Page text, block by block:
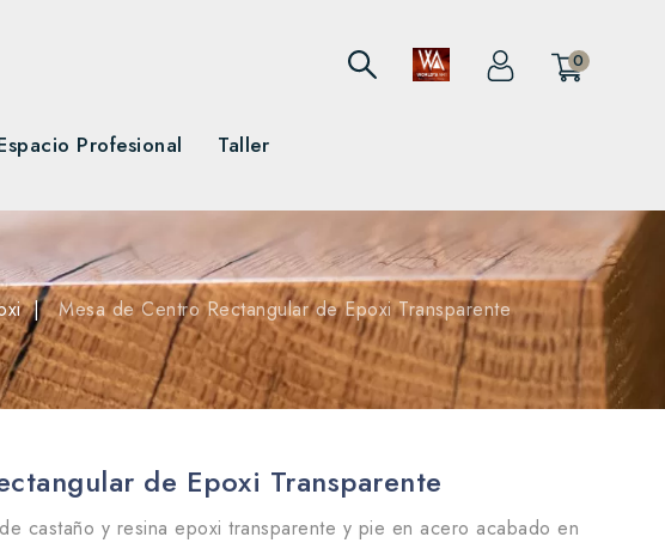
0
Profesional Taller
Mesa de Centro Rectangular de Epoxi Transparente
de Epoxi Transparente
castaño y resina epoxi transparente y pie en acero acabado en